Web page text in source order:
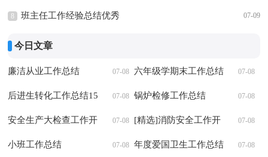
8 班主任工作经验总结优秀 07-09
今日文章
廉洁从业工作总结 07-08 六年级学期末工作总结 07-08
后进生转化工作总结15
篇【优秀】
07-08 锅炉检修工作总结 07-08
安全生产大检查工作开
展情况总结
07-08 [精选]消防安全工作开
展情况总结10篇
07-08
小班工作总结 07-08 年度爱国卫生工作总结 07-08